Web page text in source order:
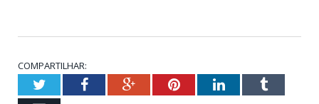
COMPARTILHAR:
TwitterFacebookGoogle+PinterestLinkedInTumblr